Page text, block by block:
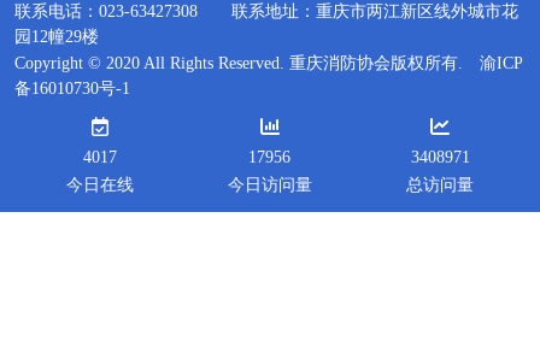
联系电话：023-63427308 联系地址：重庆市两江新区线外城市花
园12幢29楼
Copyright © 2020 All Rights Reserved. 重庆消防协会版权所有. 渝ICP
备16010730号-1
4017
今日在线
17956
今日访问量
3408971
总访问量